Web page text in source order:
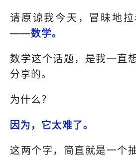
请原谅我今天，冒昧地
——数学。
数学这个话题，是我一直
分享的。
为什么？
因为，它太难了。
这两个字，简直就是一个